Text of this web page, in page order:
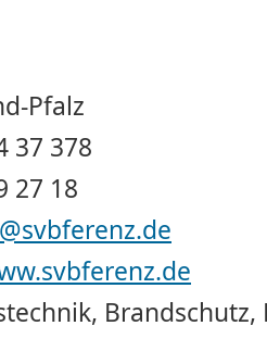
Pfalz
37 378
27 18
Brandschutz,